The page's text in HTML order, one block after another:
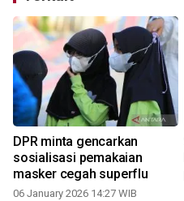
DPR minta gencarkan
sosialisasi pemakaian
masker cegah superflu
06 January 2026 14:27 WIB